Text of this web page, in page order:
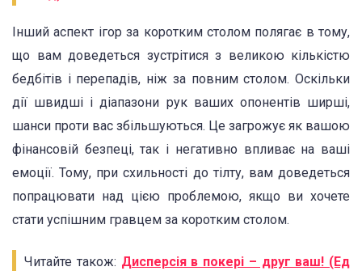
Інший аспект ігор за коротким столом полягає в тому,
що вам доведеться зустрітися з великою кількістю
бедбітів і перепадів, ніж за повним столом. Оскільки
дії швидші і діапазони рук ваших опонентів ширші,
шанси проти вас збільшуються. Це загрожує як вашою
фінансовій безпеці, так і негативно впливає на ваші
емоції. Тому, при схильності до тілту, вам доведеться
попрацювати над цією проблемою, якщо ви хочете
стати успішним гравцем за коротким столом.
Читайте також: Дисперсія в покері – друг ваш! (Ед